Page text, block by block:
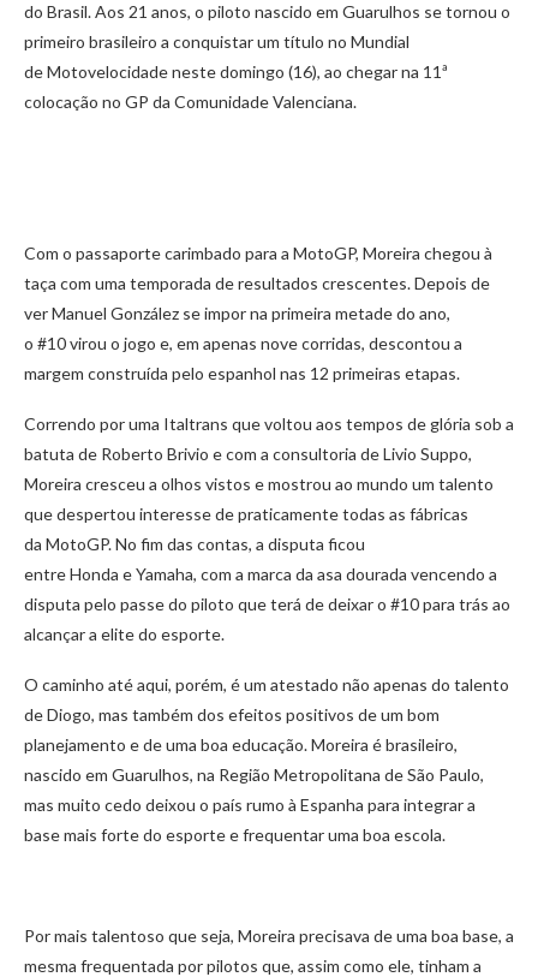
do Brasil. Aos 21 anos, o piloto nascido em Guarulhos se tornou o
primeiro brasileiro a conquistar um título no Mundial
de Motovelocidade neste domingo (16), ao chegar na 11ª
colocação no GP da Comunidade Valenciana.
Com o passaporte carimbado para a MotoGP, Moreira chegou à
taça com uma temporada de resultados crescentes. Depois de
ver Manuel González se impor na primeira metade do ano,
o #10 virou o jogo e, em apenas nove corridas, descontou a
margem construída pelo espanhol nas 12 primeiras etapas.
Correndo por uma Italtrans que voltou aos tempos de glória sob a
batuta de Roberto Brivio e com a consultoria de Livio Suppo,
Moreira cresceu a olhos vistos e mostrou ao mundo um talento
que despertou interesse de praticamente todas as fábricas
da MotoGP. No fim das contas, a disputa ficou
entre Honda e Yamaha, com a marca da asa dourada vencendo a
disputa pelo passe do piloto que terá de deixar o #10 para trás ao
alcançar a elite do esporte.
O caminho até aqui, porém, é um atestado não apenas do talento
de Diogo, mas também dos efeitos positivos de um bom
planejamento e de uma boa educação. Moreira é brasileiro,
nascido em Guarulhos, na Região Metropolitana de São Paulo,
mas muito cedo deixou o país rumo à Espanha para integrar a
base mais forte do esporte e frequentar uma boa escola.
Por mais talentoso que seja, Moreira precisava de uma boa base, a
mesma frequentada por pilotos que, assim como ele, tinham a